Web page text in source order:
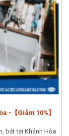
-【Giảm 10%】
bát tại Khánh Hòa